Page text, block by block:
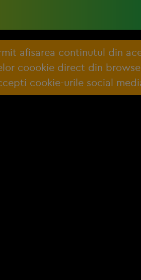
afisarea continutul din
coookie direct din
cookie-urile social